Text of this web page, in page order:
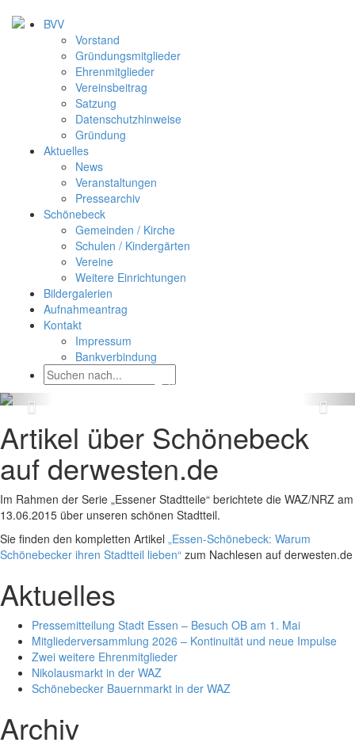
BVV
Vorstand
Gründungsmitglieder
Ehrenmitglieder
Vereinsbeitrag
Satzung
Datenschutzhinweise
Gründung
Aktuelles
News
Veranstaltungen
Pressearchiv
Schönebeck
Gemeinden / Kirche
Schulen / Kindergärten
Vereine
Weitere Einrichtungen
Bildergalerien
Aufnahmeantrag
Kontakt
Impressum
Bankverbindung
Artikel über Schönebeck
auf derwesten.de
Im Rahmen der Serie „Essener Stadtteile“ berichtete die WAZ/NRZ am
13.06.2015 über unseren schönen Stadtteil.
Sie finden den kompletten Artikel „Essen-Schönebeck: Warum
Schönebecker ihren Stadtteil lieben“ zum Nachlesen auf derwesten.de
Aktuelles
Pressemitteilung Stadt Essen – Besuch OB am 1. Mai
Mitgliederversammlung 2026 – Kontinuität und neue Impulse
Zwei weitere Ehrenmitglieder
Nikolausmarkt in der WAZ
Schönebecker Bauernmarkt in der WAZ
Archiv